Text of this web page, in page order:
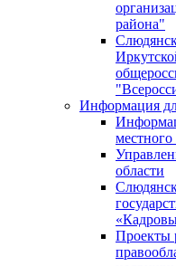
района"
Информация
области
Проекты